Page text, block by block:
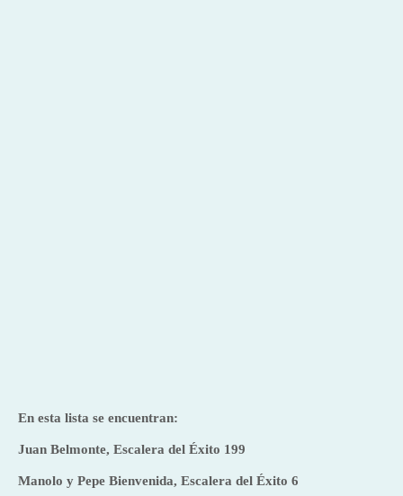
En esta lista se encuentran:
Juan Belmonte, Escalera del Éxito 199
Manolo y Pepe Bienvenida, Escalera del Éxito 6